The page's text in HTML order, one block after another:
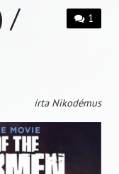
1
/
írta Nikodémus